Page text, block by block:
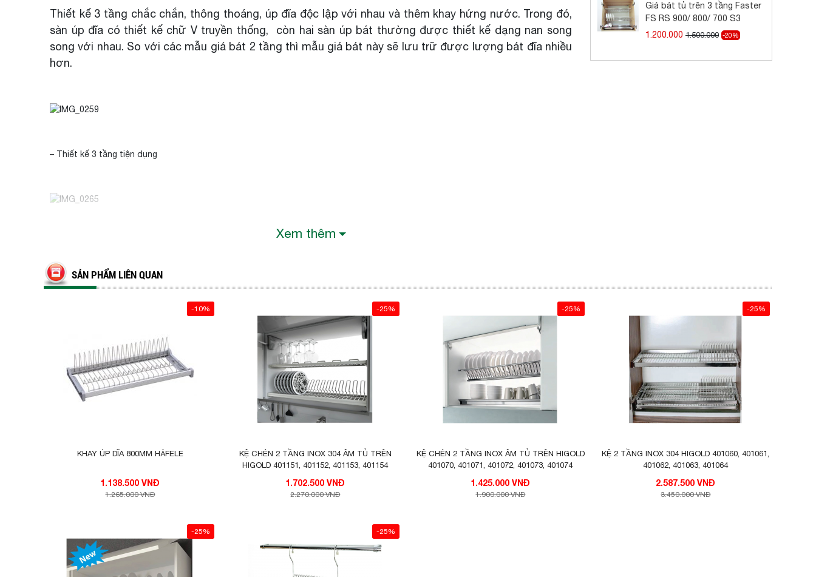
Thiết kế 3 tầng chắc chắn, thông thoáng, úp đĩa độc lập với nhau và thêm khay hứng nước. Trong đó,
sàn úp đĩa có thiết kế chữ V truyền thống, còn hai sàn úp bát thường được thiết kế dạng nan song
song với nhau. So với các mẫu giá bát 2 tầng thì mẫu giá bát này sẽ lưu trữ được lượng bát đĩa nhiều
hơn.
– Thiết kế 3 tầng tiện dụng
nước để vệ sinh.
Chất liệu 100% inox cao cấp, an toàn, bền bỉ với thời gian
Sản phẩm dễ dàng lắp đặt và có trọng tải lớn, giúp gia đình thoải mái sắp xếp nhiều bát đĩa hơn
Đa dạng về kích thước : Nhu cầu mỗi gia đình là khác nhau, các mẫu giá bát đĩa FASTER cũng có nhiều
Kích thước sản phẩm: 865 x 240 x 40mm Độ rộng cánh: 900mm
Kích thước sản phẩm: 765 x 240 x 40mm Độ rộng cánh: 800mm
Kích thước sản phẩm: 665 x 240 x 40mm Độ rộng cánh: 700mm
Xem thêm
Giá bát tủ trên 3 tầng Faster
FS RS 900/ 800/ 700 S3
1.200.000 1.500.000 -20%
SẢN PHẨM LIÊN QUAN
-10%
KHAY ÚP DĨA 800MM HÄFELE
1.138.500 VNĐ
1.265.000 VNĐ
-25%
KỆ CHÉN 2 TẦNG INOX 304 ÂM TỦ TRÊN
HIGOLD 401151, 401152, 401153, 401154
1.702.500 VNĐ
2.270.000 VNĐ
-25%
KỆ CHÉN 2 TẦNG INOX ÂM TỦ TRÊN HIGOLD
401070, 401071, 401072, 401073, 401074
1.425.000 VNĐ
1.900.000 VNĐ
-25%
KỆ 2 TẦNG INOX 304 HIGOLD 401060, 401061,
401062, 401063, 401064
2.587.500 VNĐ
3.450.000 VNĐ
-25% -25%